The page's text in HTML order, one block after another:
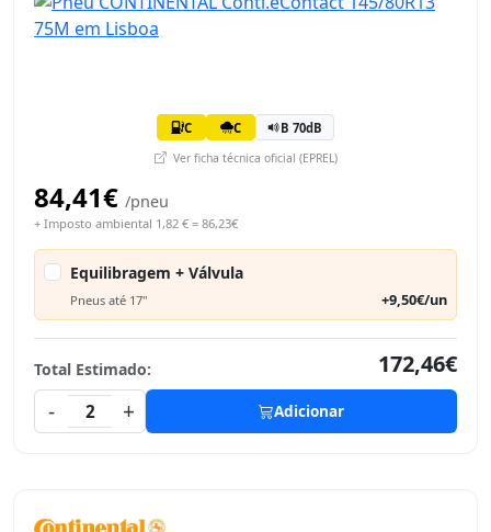
C C B 70dB
Ver ficha técnica oficial (EPREL)
84,41€ /pneu
+ Imposto ambiental 1,82 € = 86,23€
Equilibragem + Válvula
Pneus até 17" +9,50€/un
Total Estimado:
172,46€
-
2 + Adicionar